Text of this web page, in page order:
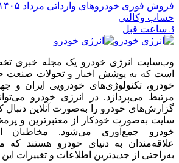
حساب وکالتی
3 ساعت قبل
وب‌سایت انرژی خودرو یک مجله خبری
است که به پوشش اخبار و تحولات صنعت
خودرو، تکنولوژی‌های خودرویی ایران و
مرتبط می‌پردازد. در انرژی خودرو
گزارش‌های خودرو را به‌صورت آنلاین دنبال
سایت به‌صورت خودکار از معتبرترین و
خودرو جمع‌آوری می‌شود. مخاطبان
علاقه‌مندان به دنیای خودرو هستند
به‌راحتی از جدیدترین اطلاعات و تغییرات